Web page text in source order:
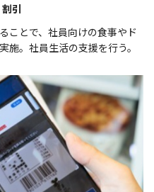
引
ことで、社員向けの食事やド
施。社員生活の支援を行う。